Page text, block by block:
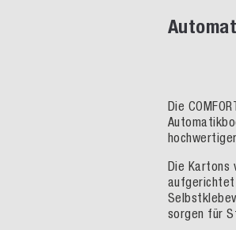
Die
Die Kartons
aufgerichtet
sorgen für